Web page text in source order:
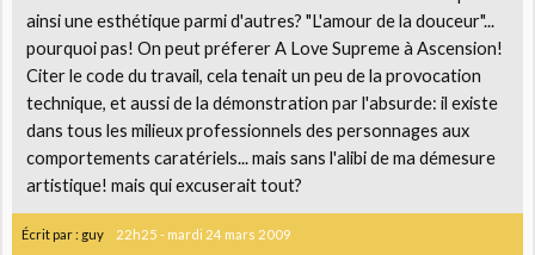
ainsi une esthétique parmi d'autres? "L'amour de la douceur"...
pourquoi pas! On peut préferer A Love Supreme à Ascension!
Citer le code du travail, cela tenait un peu de la provocation
technique, et aussi de la démonstration par l'absurde: il existe
dans tous les milieux professionnels des personnages aux
comportements caratériels... mais sans l'alibi de ma démesure
artistique! mais qui excuserait tout?
Écrit par : guy 22h25 - mardi 24 mars 2009